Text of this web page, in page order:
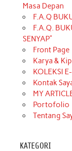
Masa Depan
F.A.Q
F.A.Q.
SENYAP”
Front Page
Karya &
KOLEKSI
Kontak
MY
Portofolio
Tentang
KATEGORI